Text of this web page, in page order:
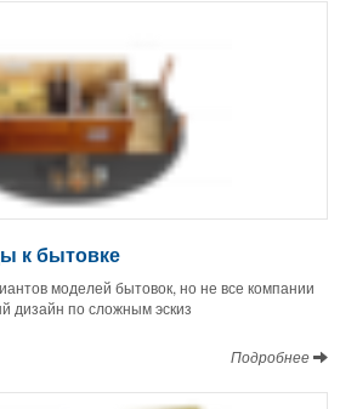
к бытовке
моделей бытовок, но не все компании
дизайн по сложным эскиз
Подробнее